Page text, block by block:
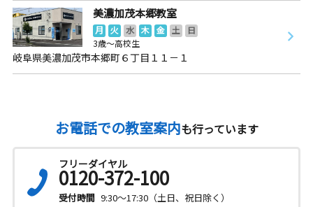
美濃加茂本郷教室
月 火 水 木 金 土
日
3歳～高校生
岐阜県美濃加茂市本郷町６丁目１１－１
お電話での教室案内も行っています
フリーダイヤル
0120-372-100
受付時間 9:30～17:30（土日、祝日除く）